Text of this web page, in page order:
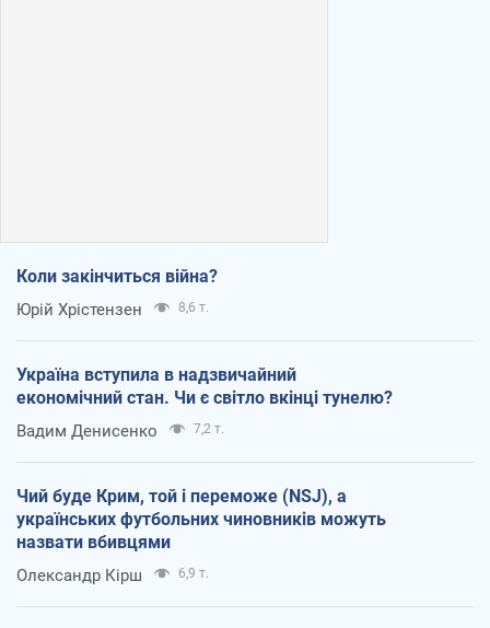
Коли закінчиться війна?
Юрій Хрістензен 8,6 т.
Україна вступила в надзвичайний
економічний стан. Чи є світло вкінці тунелю?
Вадим Денисенко 7,2 т.
Чий буде Крим, той і переможе (NSJ), а
українських футбольних чиновників можуть
назвати вбивцями
Олександр Кірш 6,9 т.